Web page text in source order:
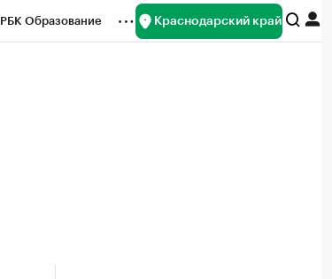
РБК Образование Краснодарский край